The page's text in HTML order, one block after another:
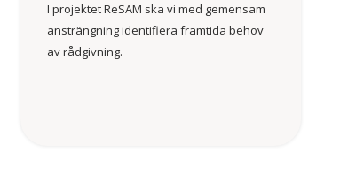
I projektet ReSAM ska vi med gemensam
ansträngning identifiera framtida behov
av rådgivning.